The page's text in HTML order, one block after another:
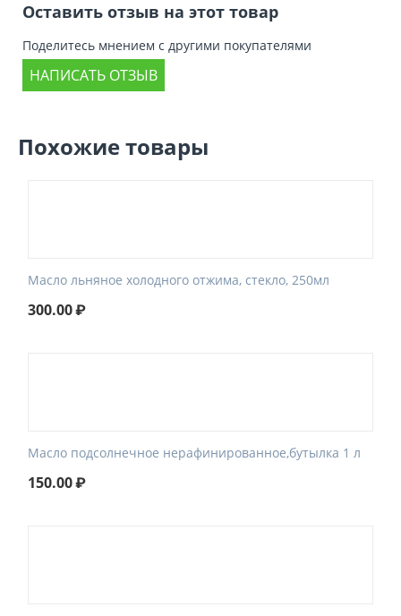
Оставить отзыв на этот товар
Поделитесь мнением с другими покупателями
НАПИСАТЬ ОТЗЫВ
Похожие товары
Масло льняное холодного отжима, стекло, 250мл
300.00₽
Масло подсолнечное нерафинированное,бутылка 1 л
150.00₽